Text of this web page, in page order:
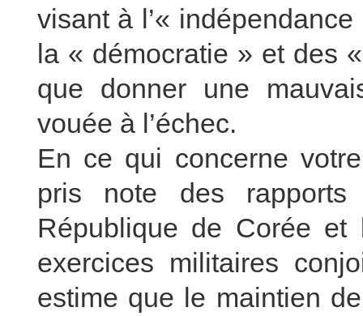
visant à l’«
la « démocratie » et des
que donner une
vouée à l’échec.
En ce qui concerne
pris note des
République de Corée
exercices militaires
estime que le maintien